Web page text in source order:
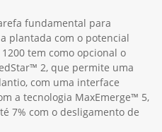
fundamental para
plantada com o potencial
tem como opcional o
2, que permite uma
com uma interface
a tecnologia MaxEmerge™ 5,
7% com o desligamento de